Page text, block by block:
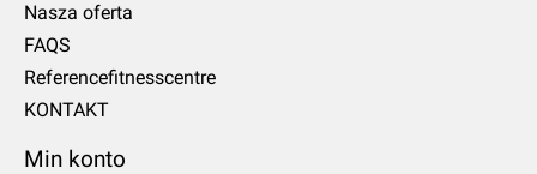
Nasza oferta
FAQS
Referencefitnesscentre
KONTAKT
Min konto